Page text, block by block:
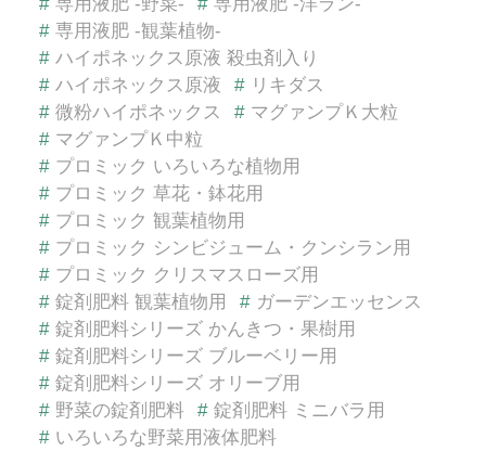
# 専用液肥 -観葉植物-
# ハイポネックス原液 殺虫剤入り
# ハイポネックス原液 # リキダス
# 微粉ハイポネックス # マグァンプＫ大粒
# マグァンプＫ中粒
# プロミック いろいろな植物用
# プロミック 草花・鉢花用
# プロミック 観葉植物用
# プロミック シンビジューム・クンシラン用
# プロミック クリスマスローズ用
# 錠剤肥料 観葉植物用 # ガーデンエッセンス
# 錠剤肥料シリーズ かんきつ・果樹用
# 錠剤肥料シリーズ ブルーベリー用
# 錠剤肥料シリーズ オリーブ用
# 野菜の錠剤肥料 # 錠剤肥料 ミニバラ用
# いろいろな野菜用液体肥料